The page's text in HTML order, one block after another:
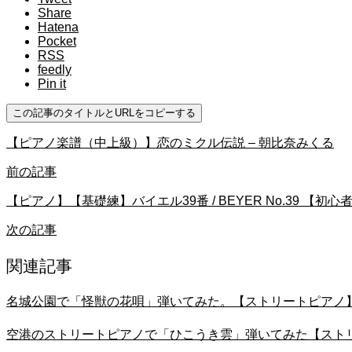
Share
Hatena
Pocket
RSS
feedly
Pin it
この記事のタイトルとURLをコピーする
【ピアノ楽譜（中上級）】恋のミクル伝説 – 朝比奈みくる
前の記事
【ピアノ】【基礎練】バイエル39番 / BEYER No.39 【初心者
次の記事
関連記事
名城公園で「怪獣の花唄」弾いてみた。【ストリートピアノ】
空港のストリートピアノで「ひこうき雲」弾いてみた【スト